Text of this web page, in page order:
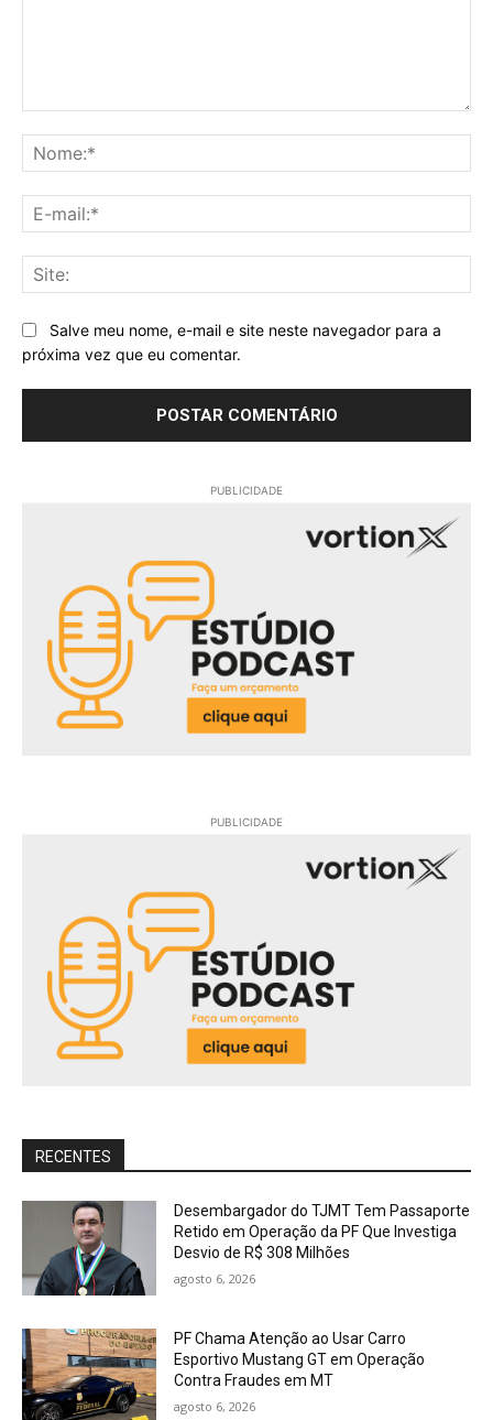
Salve meu nome, e-mail e site neste navegador para a
próxima vez que eu comentar.
PUBLICIDADE
PUBLICIDADE
RECENTES
Desembargador do TJMT Tem Passaporte
Retido em Operação da PF Que Investiga
Desvio de R$ 308 Milhões
agosto 6, 2026
PF Chama Atenção ao Usar Carro
Esportivo Mustang GT em Operação
Contra Fraudes em MT
agosto 6, 2026